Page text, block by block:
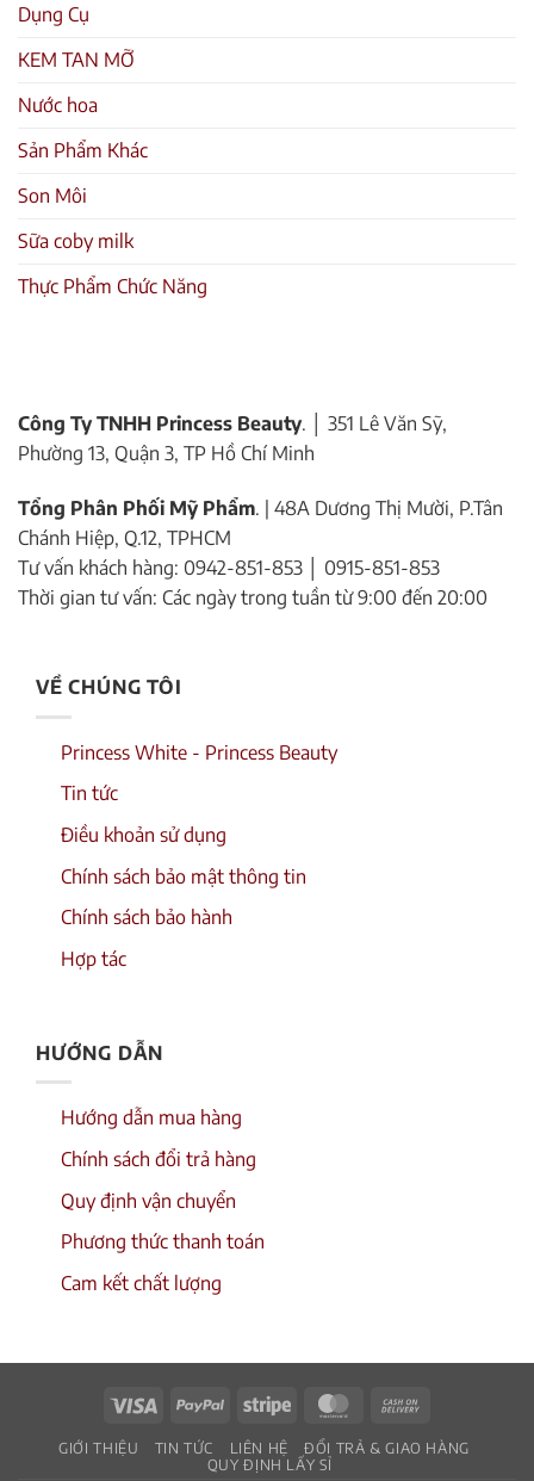
Dụng Cụ
KEM TAN MỠ
Nước hoa
Sản Phẩm Khác
Son Môi
Sữa coby milk
Thực Phẩm Chức Năng
Công Ty TNHH Princess Beauty. │ 351 Lê Văn Sỹ,
Phường 13, Quận 3, TP Hồ Chí Minh
Tổng Phân Phối Mỹ Phẩm. | 48A Dương Thị Mười, P.Tân
Chánh Hiệp, Q.12, TPHCM
Tư vấn khách hàng: 0942-851-853 │ 0915-851-853
Thời gian tư vấn: Các ngày trong tuần từ 9:00 đến 20:00
VỀ CHÚNG TÔI
Princess White - Princess Beauty
Tin tức
Điều khoản sử dụng
Chính sách bảo mật thông tin
Chính sách bảo hành
Hợp tác
HƯỚNG DẪN
Hướng dẫn mua hàng
Chính sách đổi trả hàng
Quy định vận chuyển
Phương thức thanh toán
Cam kết chất lượng
Visa PayPal Stripe MasterCard
Delivery
GIỚI THIỆU TIN TỨC LIÊN HỆ
ĐỔI TRẢ & GIAO HÀNG
QUY ĐỊNH LẤY SỈ